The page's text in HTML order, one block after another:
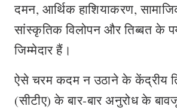
दमन, आर्थिक हाशियाकरण,
सांस्कृतिक विलोपन और तिब्बत के
जिम्मेदार हैं।
ऐसे चरम कदम न उठाने के केंद्रीय
(सीटीए) के बार-बार अनुरोध के बावजूद